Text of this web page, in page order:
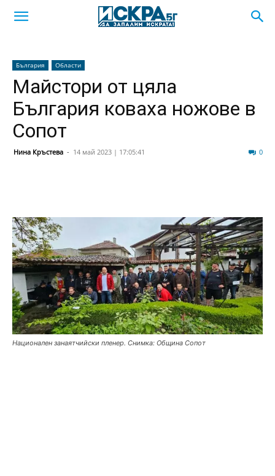
България Области
Майстори от цяла
България коваха ножове в
Сопот
Нина Кръстева - 14 май 2023 | 17:05:41 0
Национален занаятчийски пленер. Снимка: Община Сопот